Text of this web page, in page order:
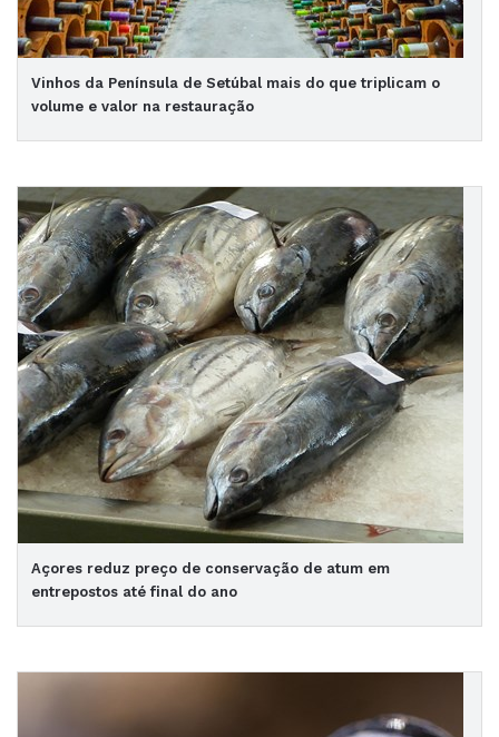
Vinhos da Península de Setúbal mais do que triplicam o
volume e valor na restauração
Açores reduz preço de conservação de atum em
entrepostos até final do ano